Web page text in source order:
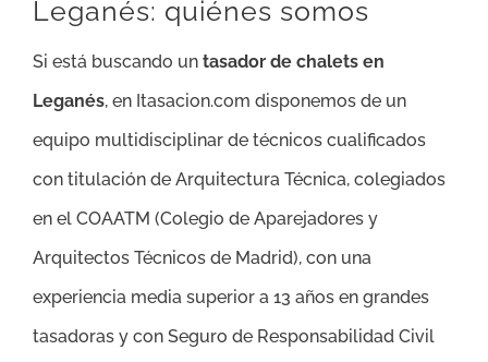
Leganés: quiénes somos
Si está buscando un tasador de chalets en
Leganés, en Itasacion.com disponemos de un
equipo multidisciplinar de técnicos cualificados
con titulación de Arquitectura Técnica, colegiados
en el COAATM (Colegio de Aparejadores y
Arquitectos Técnicos de Madrid), con una
experiencia media superior a 13 años en grandes
tasadoras y con Seguro de Responsabilidad Civil